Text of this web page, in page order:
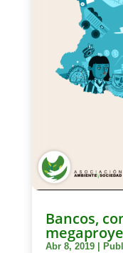
Bancos,
Abr 8, 2019|